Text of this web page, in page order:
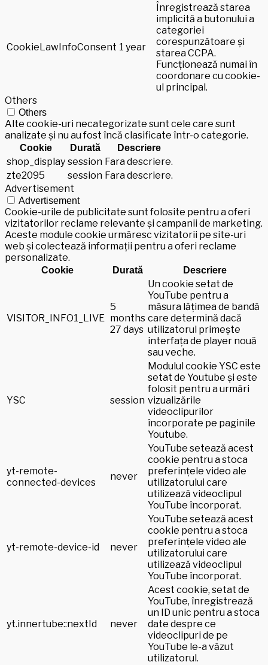
CookieLawInfoConsent 1 year
Înregistrează starea
implicită a butonului a
categoriei
corespunzătoare și
starea CCPA.
Funcționează numai în
coordonare cu cookie-
ul principal.
Others
Others
Alte cookie-uri necategorizate sunt cele care sunt
analizate și nu au fost încă clasificate într-o categorie.
Cookie Durată Descriere
shop_display session Fara descriere.
zte2095
session Fara descriere.
Advertisement
Advertisement
Cookie-urile de publicitate sunt folosite pentru a oferi
vizitatorilor reclame relevante și campanii de marketing.
Aceste module cookie urmăresc vizitatorii pe site-uri
web și colectează informații pentru a oferi reclame
personalizate.
Cookie Durată Descriere
VISITOR_INFO1_LIVE
5
months
27 days
Un cookie setat de
YouTube pentru a
măsura lățimea de bandă
care determină dacă
utilizatorul primește
interfața de player nouă
sau veche.
YSC session
Modulul cookie YSC este
setat de Youtube și este
folosit pentru a urmări
vizualizările
videoclipurilor
încorporate pe paginile
Youtube.
yt-remote-
connected-devices
never
YouTube setează acest
cookie pentru a stoca
preferințele video ale
utilizatorului care
utilizează videoclipul
YouTube încorporat.
yt-remote-device-id never
YouTube setează acest
cookie pentru a stoca
preferințele video ale
utilizatorului care
utilizează videoclipul
YouTube încorporat.
yt.innertube::nextId never
Acest cookie, setat de
YouTube, înregistrează
un ID unic pentru a stoca
date despre ce
videoclipuri de pe
YouTube le-a văzut
utilizatorul.